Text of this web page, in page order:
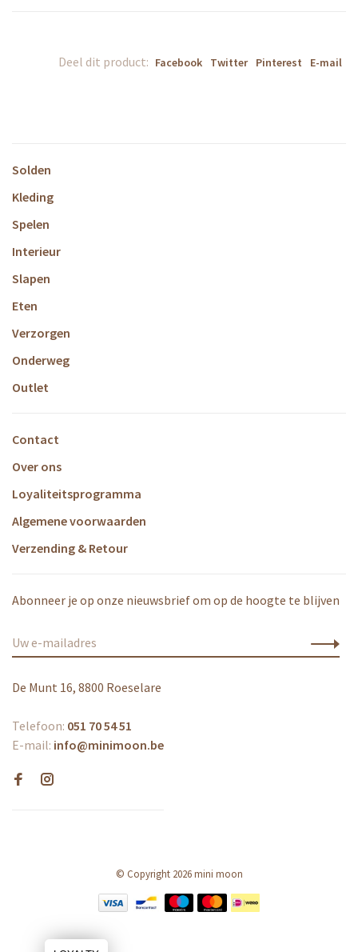
Deel dit product: Facebook Twitter Pinterest E-mail
Solden
Kleding
Spelen
Interieur
Slapen
Eten
Verzorgen
Onderweg
Outlet
Contact
Over ons
Loyaliteitsprogramma
Algemene voorwaarden
Verzending & Retour
Abonneer je op onze nieuwsbrief om op de hoogte te blijven
De Munt 16, 8800 Roeselare
Telefoon: 051 70 54 51
E-mail: info@minimoon.be
© Copyright 2026 mini moon